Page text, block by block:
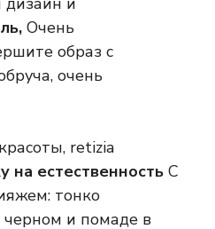
Очень
образ с
очень
retizia
на естественность С
тонко
черном и помаде в